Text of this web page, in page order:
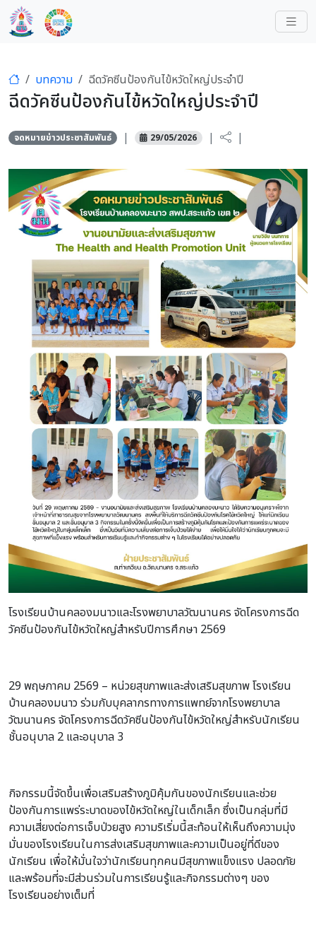
บทความ ฉีดวัคซีนป้องกันไข้หวัดใหญ่ประจำปี
ฉีดวัคซีนป้องกันไข้หวัดใหญ่ประจำปี
จดหมายข่าวประชาสัมพันธ์ | 29/05/2026 | |
โรงเรียนบ้านคลองมนาวและโรงพยาบาลวัฒนานคร จัดโครงการฉีด
วัคซีนป้องกันไข้หวัดใหญ่สำหรับปีการศึกษา 2569
29 พฤษภาคม 2569 – หน่วยสุขภาพและส่งเสริมสุขภาพ โรงเรียน
บ้านคลองมนาว ร่วมกับบุคลากรทางการแพทย์จากโรงพยาบาล
วัฒนานคร จัดโครงการฉีดวัคซีนป้องกันไข้หวัดใหญ่สำหรับนักเรียน
ชั้นอนุบาล 2 และอนุบาล 3
กิจกรรมนี้จัดขึ้นเพื่อเสริมสร้างภูมิคุ้มกันของนักเรียนและช่วย
ป้องกันการแพร่ระบาดของไข้หวัดใหญ่ในเด็กเล็ก ซึ่งเป็นกลุ่มที่มี
ความเสี่ยงต่อการเจ็บป่วยสูง ความริเริ่มนี้สะท้อนให้เห็นถึงความมุ่ง
มั่นของโรงเรียนในการส่งเสริมสุขภาพและความเป็นอยู่ที่ดีของ
นักเรียน เพื่อให้มั่นใจว่านักเรียนทุกคนมีสุขภาพแข็งแรง ปลอดภัย
และพร้อมที่จะมีส่วนร่วมในการเรียนรู้และกิจกรรมต่างๆ ของ
โรงเรียนอย่างเต็มที่